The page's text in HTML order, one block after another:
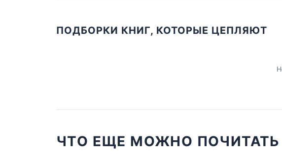
ПОДБОРКИ КНИГ, КОТОРЫЕ ЦЕПЛЯЮТ
ЧТО ЕЩЕ МОЖНО ПОЧИТАТЬ